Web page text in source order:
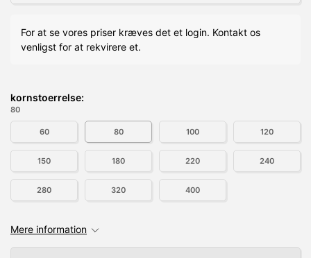
For at se vores priser kræves det et login. Kontakt os
venligst for at rekvirere et.
kornstoerrelse:
80
60 80 100 120
150 180 220 240
280 320 400
Mere information